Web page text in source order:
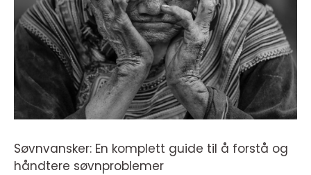
Søvnvansker: En komplett guide til å forstå og
håndtere søvnproblemer